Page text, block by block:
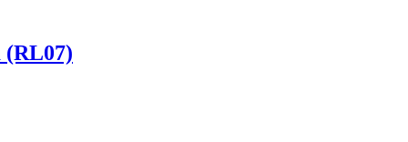
(RL07)